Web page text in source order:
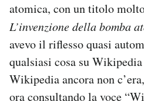
Economia
Sport
PODCAST
atomica, con un titolo
L’invenzione della bomba
avevo il riflesso quasi
qualsiasi cosa su
Wikipedia ancora non
ora consultando la voce